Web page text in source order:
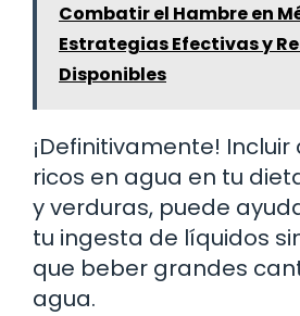
Combatir el Hambre en
Estrategias Efectivas y
Disponibles
¡Definitivamente!
ricos en agua en tu
y verduras, puede
tu ingesta de líquidos
que beber grandes
agua.